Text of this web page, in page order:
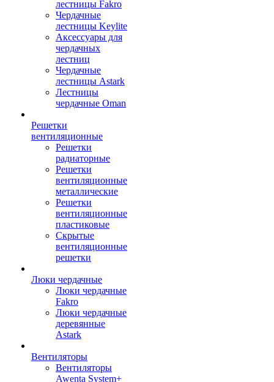
лестницы Fakro
Чердачные
лестницы Keylite
Аксессуары для
чердачных
лестниц
Чердачные
лестницы Astark
Лестницы
чердачные Oman
Решетки
вентиляционные
Решетки
радиаторные
Решетки
вентиляционные
металлические
Решетки
вентиляционные
пластиковые
Скрытые
вентиляционные
решетки
Люки чердачные
Люки чердачные
Fakro
Люки чердачные
деревянные
Astark
Вентиляторы
Вентиляторы
Awenta System+